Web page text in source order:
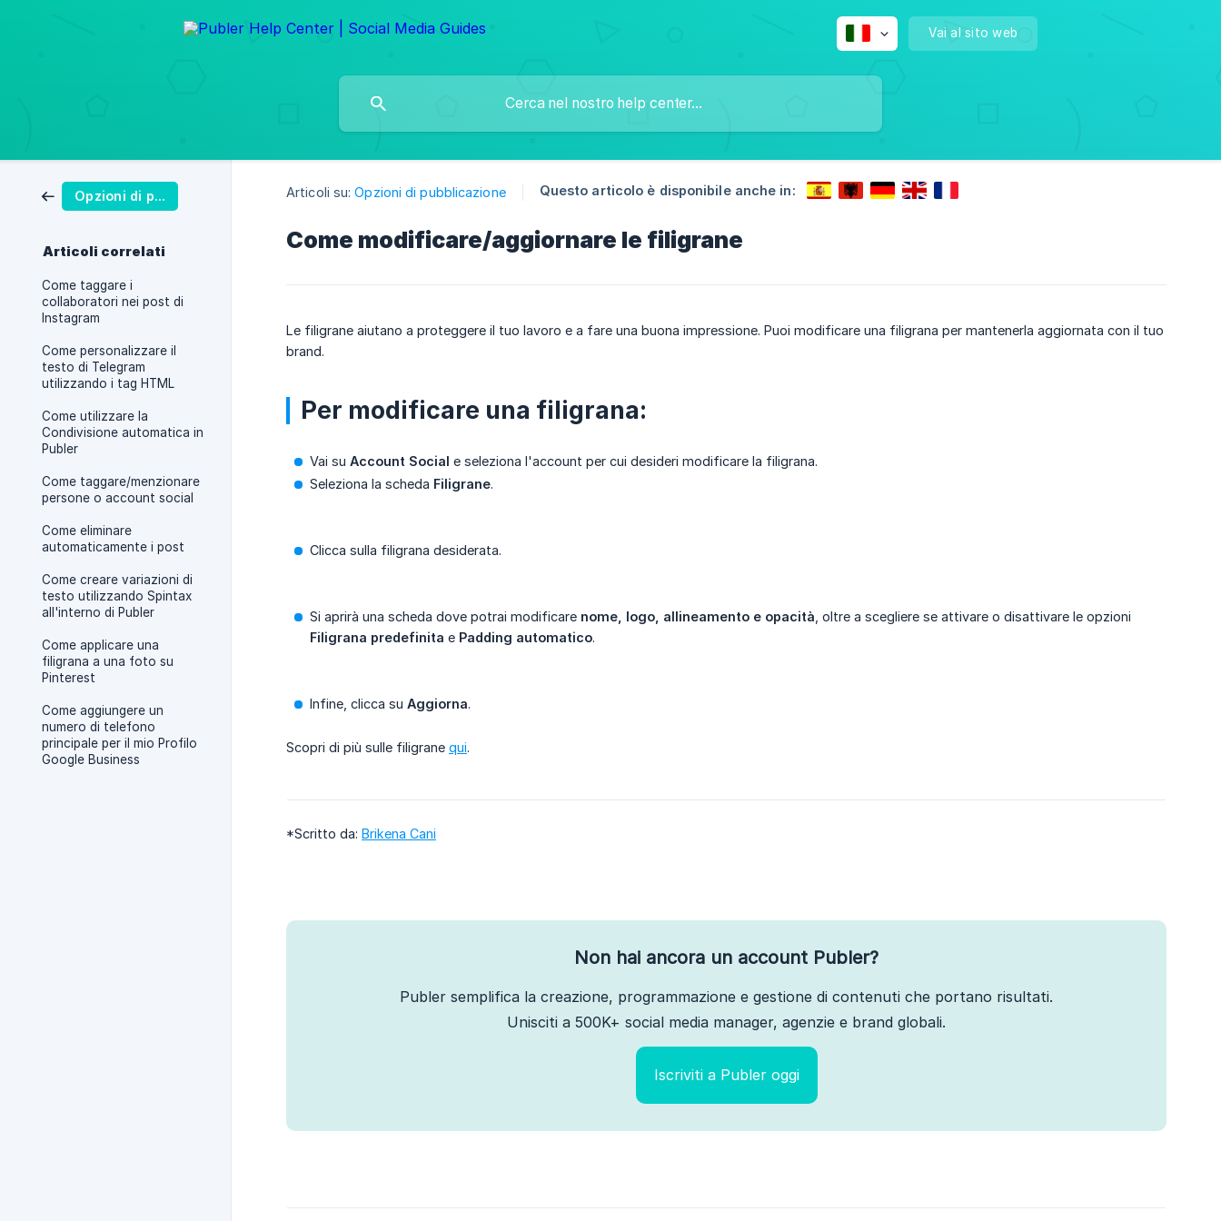
Vai al sito web
Opzioni di pubblicazione
Articoli correlati
Come taggare i
collaboratori nei post di
Instagram
Come personalizzare il
testo di Telegram
utilizzando i tag HTML
Come utilizzare la
Condivisione automatica in
Publer
Come taggare/menzionare
persone o account social
Come eliminare
automaticamente i post
Come creare variazioni di
testo utilizzando Spintax
all'interno di Publer
Come applicare una
filigrana a una foto su
Pinterest
Come aggiungere un
numero di telefono
principale per il mio Profilo
Google Business
Articoli su: Opzioni di pubblicazione Questo articolo è disponibile anche in:
Come modificare/aggiornare le filigrane
Le filigrane aiutano a proteggere il tuo lavoro e a fare una buona impressione. Puoi modificare una filigrana per mantenerla aggiornata con il tuo
brand.
Per modificare una filigrana:
Vai su Account Social e seleziona l'account per cui desideri modificare la filigrana.
Seleziona la scheda Filigrane.
Clicca sulla filigrana desiderata.
Si aprirà una scheda dove potrai modificare nome, logo, allineamento e opacità , oltre a scegliere se attivare o disattivare le opzioni
Filigrana predefinita e Padding automatico.
Infine, clicca su Aggiorna.
Scopri di più sulle filigrane qui.
*Scritto da: Brikena Cani
Non hai ancora un account Publer?
Publer semplifica la creazione, programmazione e gestione di contenuti che portano risultati.
Unisciti a 500K+ social media manager, agenzie e brand globali.
Iscriviti a Publer oggi